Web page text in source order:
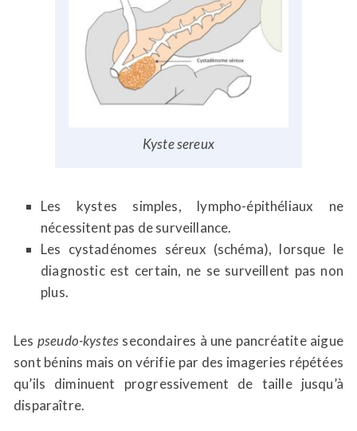
Kyste sereux
Les kystes simples, lympho-épithéliaux ne
nécessitent pas de surveillance.
Les cystadénomes séreux (schéma), lorsque le
diagnostic est certain, ne se surveillent pas non
plus.
Les pseudo-kystes secondaires à une pancréatite aigue
sont bénins mais on vérifie par des imageries répétées
qu’ils diminuent progressivement de taille jusqu’à
disparaître.